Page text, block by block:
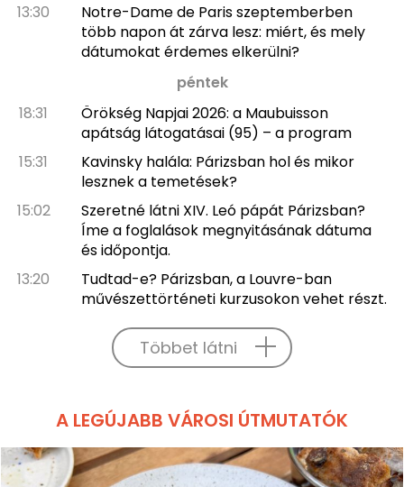
13:30
Notre-Dame de Paris szeptemberben
több napon át zárva lesz: miért, és mely
dátumokat érdemes elkerülni?
péntek
18:31
Örökség Napjai 2026: a Maubuisson
apátság látogatásai (95) – a program
15:31
Kavinsky halála: Párizsban hol és mikor
lesznek a temetések?
15:02
Szeretné látni XIV. Leó pápát Párizsban?
Íme a foglalások megnyitásának dátuma
és időpontja.
13:20
Tudtad-e? Párizsban, a Louvre-ban
művészettörténeti kurzusokon vehet részt.
Többet látni
A LEGÚJABB VÁROSI ÚTMUTATÓK